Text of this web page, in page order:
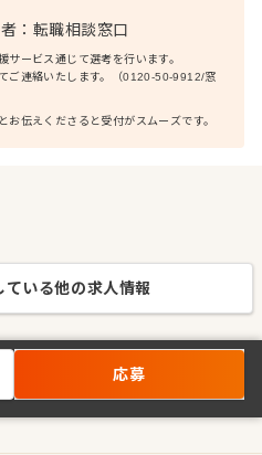
： 転職相談窓口
サービス通じて選考を行います。
ご連絡いたします。（0120-50-9912/窓
伝えくださると受付がスムーズです。
ている他の求人情報
応募